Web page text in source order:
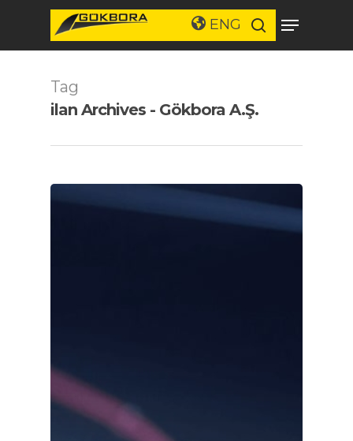
Aramak istediğiniz kelimeyi
yazarak ENTER'a basın.
ENG
Tag
ilan Archives - Gökbora A.Ş.